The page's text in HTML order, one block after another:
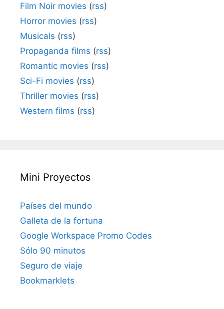
Film Noir movies (rss)
Horror movies (rss)
Musicals (rss)
Propaganda films (rss)
Romantic movies (rss)
Sci-Fi movies (rss)
Thriller movies (rss)
Western films (rss)
Mini Proyectos
Países del mundo
Galleta de la fortuna
Google Workspace Promo Codes
Sólo 90 minutos
Seguro de viaje
Bookmarklets